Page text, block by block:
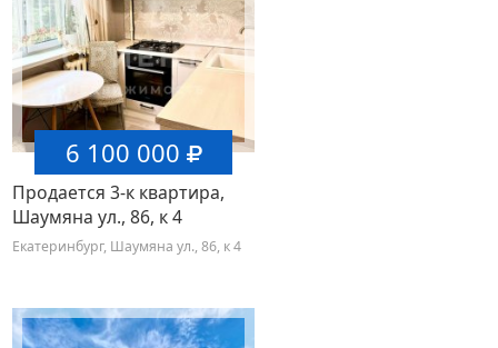
6 100 000
Продается 3-к квартира,
Шаумяна ул., 86, к 4
Екатеринбург, Шаумяна ул., 86, к 4